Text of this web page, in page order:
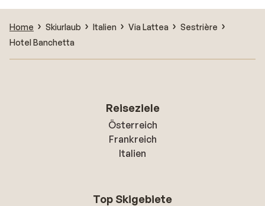
Home Skiurlaub Italien Via Lattea
Sestrière
Hotel Banchetta
Reiseziele
Österreich
Frankreich
Italien
Top Skigebiete